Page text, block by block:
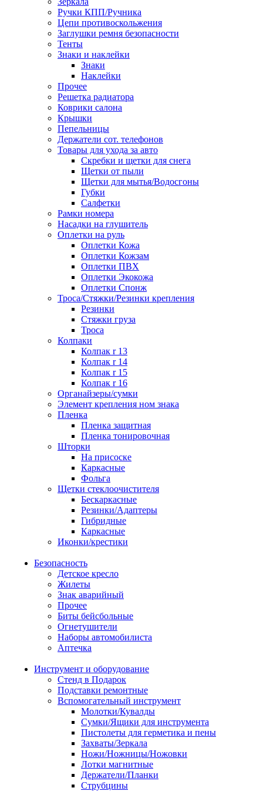
Ручки КПП/Ручника
Цепи противоскольжения
Заглушки ремня безопасности
Тенты
Знаки и наклейки
Знаки
Наклейки
Прочее
Решетка радиатора
Коврики салона
Крышки
Пепельницы
Держатели сот. телефонов
Товары для ухода за авто
Скребки и щетки для снега
Щетки от пыли
Щетки для мытья/Водосгоны
Губки
Салфетки
Рамки номера
Насадки на глушитель
Оплетки на руль
Оплетки Кожа
Оплетки Кожзам
Оплетки ПВХ
Оплетки Экокожа
Оплетки Спонж
Троса/Стяжки/Резинки крепления
Резинки
Стяжки груза
Троса
Колпаки
Колпак r 13
Колпак r 14
Колпак r 15
Колпак r 16
Органайзеры/сумки
Элемент крепления ном знака
Пленка
Пленка защитная
Пленка тонировочная
Шторки
На присоске
Каркасные
Фольга
Щетки стеклоочистителя
Бескаркасные
Резинки/Адаптеры
Гибридные
Каркасные
Иконки/крестики
Безопасность
Детское кресло
Жилеты
Знак аварийный
Прочее
Биты бейсбольные
Огнетушители
Наборы автомобилиста
Аптечка
Инструмент и оборудование
Стенд в Подарок
Подставки ремонтные
Вспомогательный инструмент
Молотки/Кувалды
Сумки/Ящики для инструмента
Пистолеты для герметика и пены
Захваты/Зеркала
Ножи/Ножницы/Ножовки
Лотки магнитные
Держатели/Планки
Струбцины